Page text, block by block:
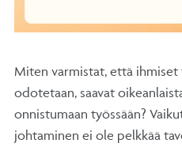
Miten varmistat, että
odotetaan, saavat
onnistumaan työssään?
johtaminen ei ole pelkkää